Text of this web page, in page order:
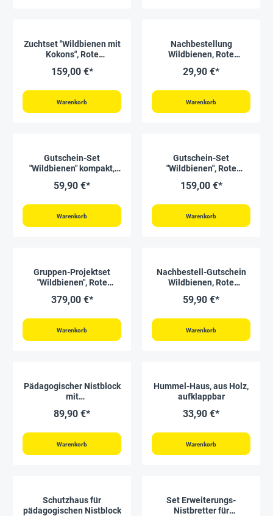
Zuchtset "Wildbienen mit
Kokons", Rote
159,00 €*
Warenkorb
Nachbestellung
Wildbienen, Rote
29,90 €*
Warenkorb
Gutschein-Set
"Wildbienen" kompakt,
59,90 €*
Warenkorb
Gutschein-Set
"Wildbienen", Rote
159,00 €*
Warenkorb
Gruppen-Projektset
"Wildbienen", Rote
379,00 €*
Warenkorb
Nachbestell-Gutschein
Wildbienen, Rote
Kokons
59,90 €*
Warenkorb
Pädagogischer Nistblock
mit
4-tlg.
89,90 €*
Warenkorb
Hummel-Haus, aus Holz,
aufklappbar
33,90 €*
Warenkorb
Schutzhaus für
pädagogischen Nistblock
Set Erweiterungs-
Nistbretter für